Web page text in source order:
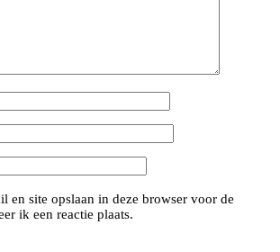
en site opslaan in deze browser voor de
ik een reactie plaats.